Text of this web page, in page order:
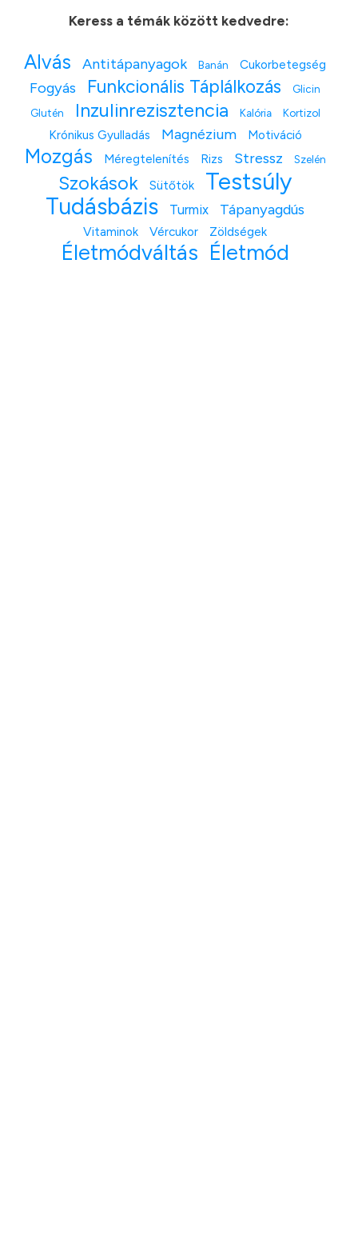
Keress a témák között kedvedre:
Alvás Antitápanyagok Banán Cukorbetegség
Fogyás Funkcionális Táplálkozás
Glicin
Glutén
Inzulinrezisztencia Kalória Kortizol
Krónikus Gyulladás Magnézium Motiváció
Mozgás Méregtelenítés Rizs Stressz Szelén
Szokások Sütőtök Testsúly
Tudásbázis Turmix Tápanyagdús
Vitaminok Vércukor Zöldségek
Életmódváltás Életmód